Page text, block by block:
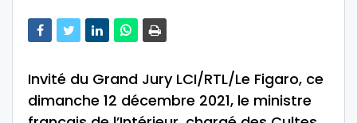
Invité du Grand Jury LCI/RTL/Le Figaro, ce
dimanche 12 décembre 2021, le ministre